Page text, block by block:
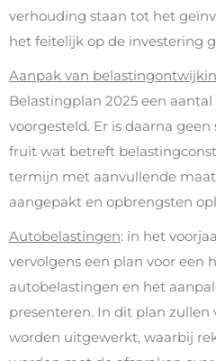
verhouding staan tot het
het feitelijk op de investering
Aanpak van
Belastingplan 2025 een
voorgesteld. Er is daarna
fruit wat betreft
termijn met aanvullende
aangepakt en opbrengsten
Autobelastingen: in het
vervolgens een plan voor een
autobelastingen en het
presenteren. In dit plan zullen
worden uitgewerkt, waarbij